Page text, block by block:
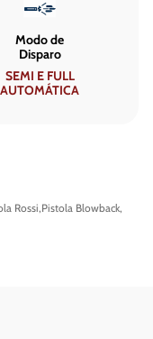
Modo de
Disparo
SEMI E FULL
AUTOMÁTICA
Rossi,Pistola Blowback,